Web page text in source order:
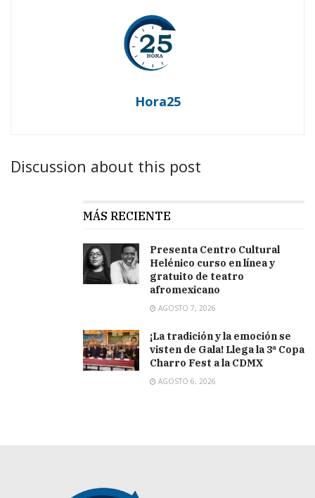
Hora25
Discussion about this post
MÁS RECIENTE
Presenta Centro Cultural
Helénico curso en línea y
gratuito de teatro
afromexicano
AGOSTO 7, 2026
¡La tradición y la emoción se
visten de Gala! Llega la 3ª Copa
Charro Fest a la CDMX
AGOSTO 6, 2026